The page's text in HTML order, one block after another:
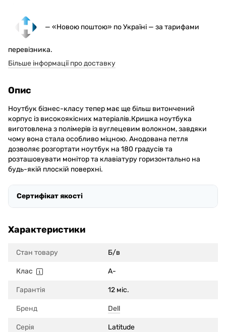
— «Новою поштою» по Україні — за тарифами
перевізника.
Більше інформації про доставку
Опис
Ноутбук бізнес-класу тепер має ще більш витончений
корпус із високоякісних матеріалів.Кришка ноутбука
виготовлена з полімерів із вуглецевим волокном, завдяки
чому вона стала особливо міцною. Анодована петля
дозволяє розгортати ноутбук на 180 градусів та
розташовувати монітор та клавіатуру горизонтально на
будь-якій плоскій поверхні.
Сертифікат якості
Характеристики
Стан товару Б/в
Клас A-
Гарантія 12 міс.
Бренд Dell
Серія Latitude